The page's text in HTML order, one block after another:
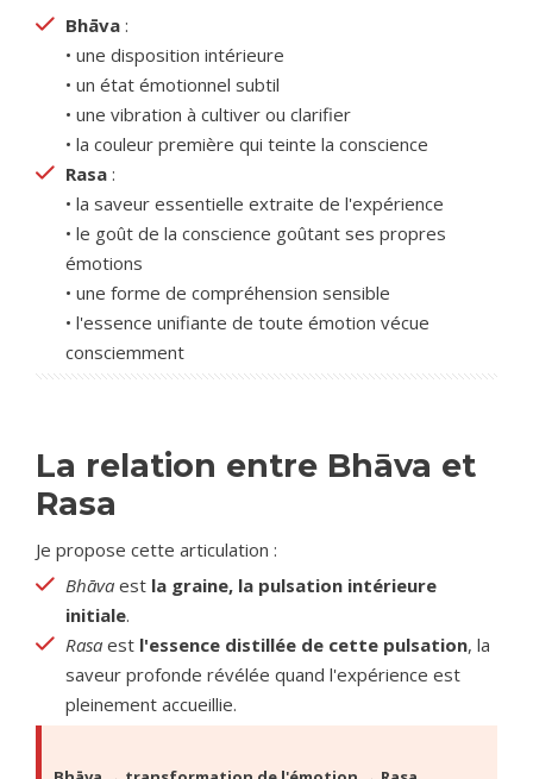
Bhāva :
• une disposition intérieure
• un état émotionnel subtil
• une vibration à cultiver ou clarifier
• la couleur première qui teinte la conscience
Rasa :
• la saveur essentielle extraite de l'expérience
• le goût de la conscience goûtant ses propres
émotions
• une forme de compréhension sensible
• l'essence unifiante de toute émotion vécue
consciemment
La relation entre Bhāva et
Rasa
Je propose cette articulation :
Bhāva est la graine, la pulsation intérieure
initiale.
Rasa est l'essence distillée de cette pulsation, la
saveur profonde révélée quand l'expérience est
pleinement accueillie.